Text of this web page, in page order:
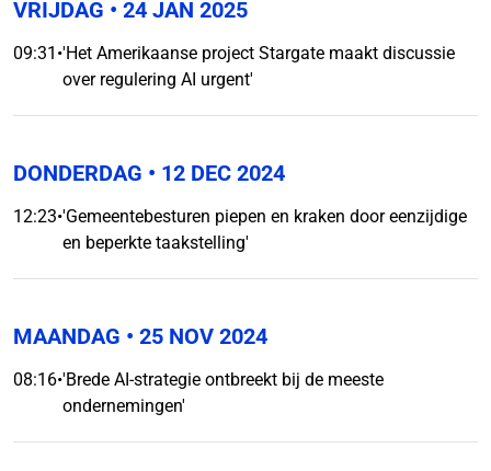
VRIJDAG • 24 JAN 2025
09:31 •'Het Amerikaanse project Stargate maakt discussie
over regulering AI urgent'
DONDERDAG • 12 DEC 2024
12:23•'Gemeentebesturen piepen en kraken door eenzijdige
en beperkte taakstelling'
MAANDAG • 25 NOV 2024
08:16•'Brede AI-strategie ontbreekt bij de meeste
ondernemingen'